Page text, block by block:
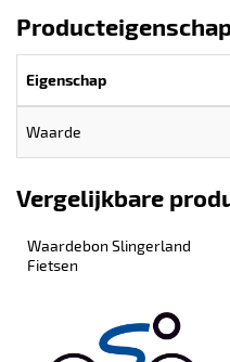
Eigenschap
Waarde
Vergelijkbare
Waardebon Slingerland
Fietsen